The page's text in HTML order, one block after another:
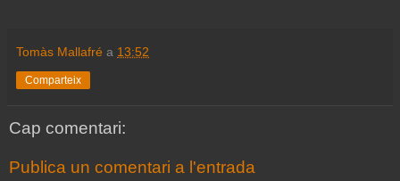
Tomàs Mallafré a 13:52
Comparteix
Cap comentari:
Publica un comentari a l'entrada